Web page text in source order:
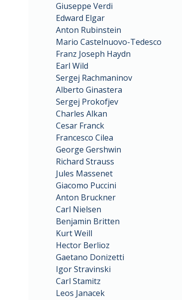
Giuseppe Verdi
Edward Elgar
Anton Rubinstein
Mario Castelnuovo-Tedesco
Franz Joseph Haydn
Earl Wild
Sergej Rachmaninov
Alberto Ginastera
Sergej Prokofjev
Charles Alkan
Cesar Franck
Francesco Cilea
George Gershwin
Richard Strauss
Jules Massenet
Giacomo Puccini
Anton Bruckner
Carl Nielsen
Benjamin Britten
Kurt Weill
Hector Berlioz
Gaetano Donizetti
Igor Stravinski
Carl Stamitz
Leos Janacek